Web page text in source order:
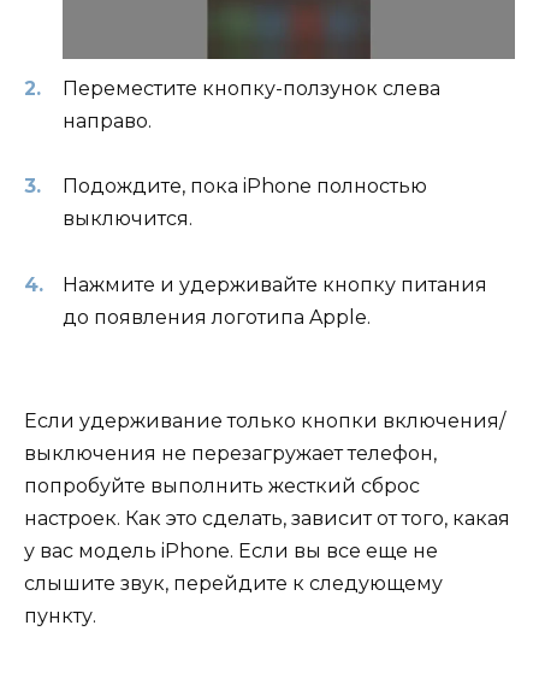
Переместите кнопку-ползунок слева
направо.
Подождите, пока iPhone полностью
выключится.
Нажмите и удерживайте кнопку питания
до появления логотипа Apple.
Если удерживание только кнопки включения/
выключения не перезагружает телефон,
попробуйте выполнить жесткий сброс
настроек. Как это сделать, зависит от того, какая
у вас модель iPhone. Если вы все еще не
слышите звук, перейдите к следующему
пункту.